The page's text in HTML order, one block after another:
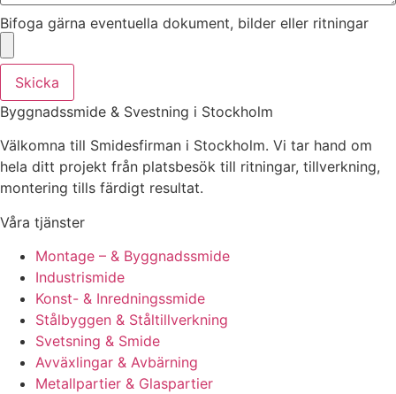
Bifoga gärna eventuella dokument, bilder eller ritningar
Skicka
Byggnadssmide & Svestning i Stockholm
Välkomna till Smidesfirman i Stockholm. Vi tar hand om
hela ditt projekt från platsbesök till ritningar, tillverkning,
montering tills färdigt resultat.
Våra tjänster
Montage – & Byggnadssmide
Industrismide
Konst- & Inredningssmide
Stålbyggen & Ståltillverkning
Svetsning & Smide
Avväxlingar & Avbärning
Metallpartier & Glaspartier